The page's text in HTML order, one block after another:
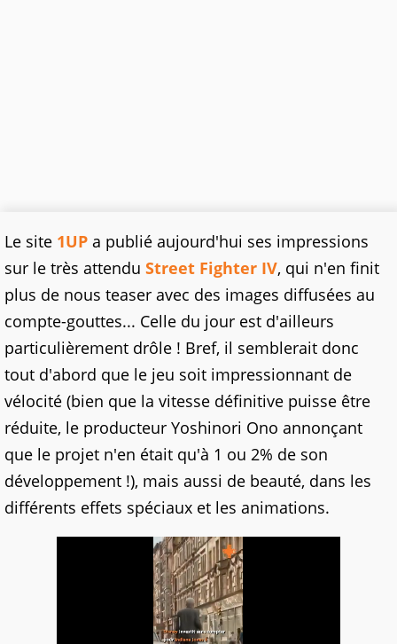
Le site 1UP a publié aujourd'hui ses impressions
sur le très attendu Street Fighter IV, qui n'en finit
plus de nous teaser avec des images diffusées au
compte-gouttes... Celle du jour est d'ailleurs
particulièrement drôle ! Bref, il semblerait donc
tout d'abord que le jeu soit impressionnant de
vélocité (bien que la vitesse définitive puisse être
réduite, le producteur Yoshinori Ono annonçant
que le projet n'en était qu'à 1 ou 2% de son
développement !), mais aussi de beauté, dans les
différents effets spéciaux et les animations.